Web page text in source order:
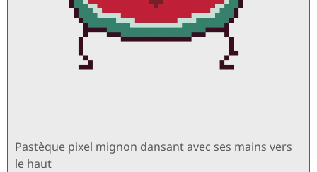
Pastèque pixel mignon dansant avec ses mains vers
le haut